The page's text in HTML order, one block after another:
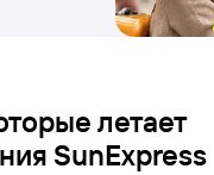
летает
SunExpress